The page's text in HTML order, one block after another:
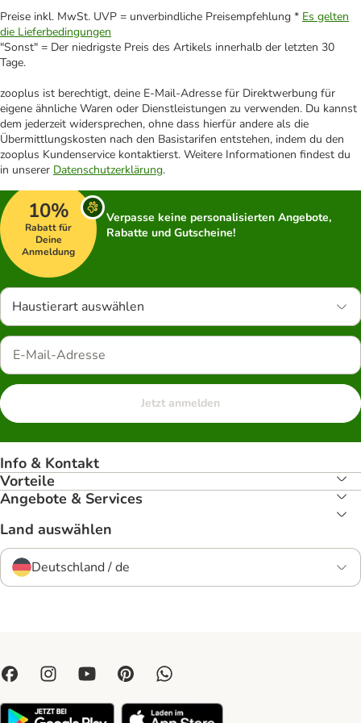
Preise inkl. MwSt. UVP = unverbindliche Preisempfehlung * Es gelten
die Lieferbedingungen
"Sonst" = Der niedrigste Preis des Artikels innerhalb der letzten 30
Tage.
zooplus ist berechtigt, deine E-Mail-Adresse für Direktwerbung für
eigene ähnliche Waren oder Dienstleistungen zu verwenden. Du kannst
dem jederzeit widersprechen, ohne dass hierfür andere als die
Übermittlungskosten nach den Basistarifen entstehen, indem du den
zooplus Kundenservice kontaktierst. Weitere Informationen findest du
in unserer Datenschutzerklärung.
10%
Rabatt für
Deine
Anmeldung
Verpasse keine personalisierten Angebote,
Rabatte und Gutscheine!
Haustierart auswählen
Jetzt anmelden
Info & Kontakt
Vorteile
Angebote & Services
Land auswählen
Deutschland / de